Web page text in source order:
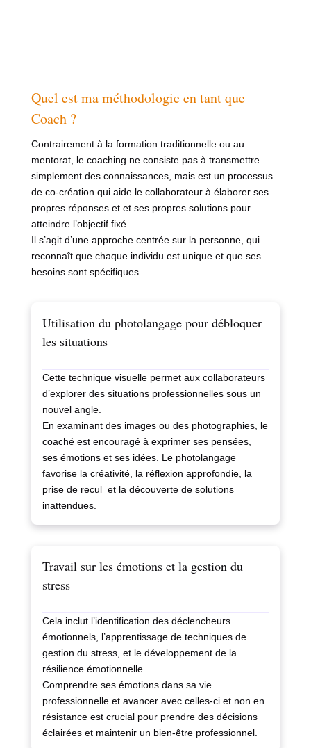
Quel est ma méthodologie en tant que
Coach ?
Contrairement à la formation traditionnelle ou au
mentorat, le coaching ne consiste pas à transmettre
simplement des connaissances, mais est un processus
de co-création qui aide le collaborateur à élaborer ses
propres réponses et et ses propres solutions pour
atteindre l’objectif fixé.
Il s’agit d’une approche centrée sur la personne, qui
reconnaît que chaque individu est unique et que ses
besoins sont spécifiques.
Utilisation du photolangage pour débloquer
les situations
Cette technique visuelle permet aux collaborateurs
d’explorer des situations professionnelles sous un
nouvel angle.
En examinant des images ou des photographies, le
coaché est encouragé à exprimer ses pensées,
ses émotions et ses idées. Le photolangage
favorise la créativité, la réflexion approfondie, la
prise de recul et la découverte de solutions
inattendues.
Travail sur les émotions et la gestion du
stress
Cela inclut l’identification des déclencheurs
émotionnels, l’apprentissage de techniques de
gestion du stress, et le développement de la
résilience émotionnelle.
Comprendre ses émotions dans sa vie
professionnelle et avancer avec celles-ci et non en
résistance est crucial pour prendre des décisions
éclairées et maintenir un bien-être professionnel.